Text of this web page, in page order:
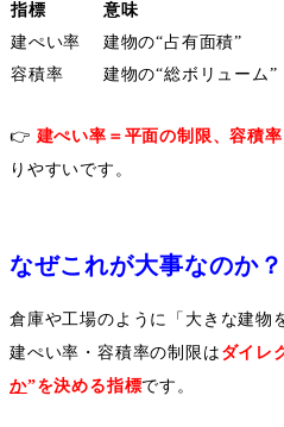
指標 意味
建ぺい率
建物の“占有面積”
容積率
建物の“総ボリューム”
👉 建ぺい率＝平面の制限、容積
りやすいです。
なぜこれが大事なのか？
倉庫や工場のように「大きな建物
建ぺい率・容積率の制限は ダイレ
か”を決める指標です。